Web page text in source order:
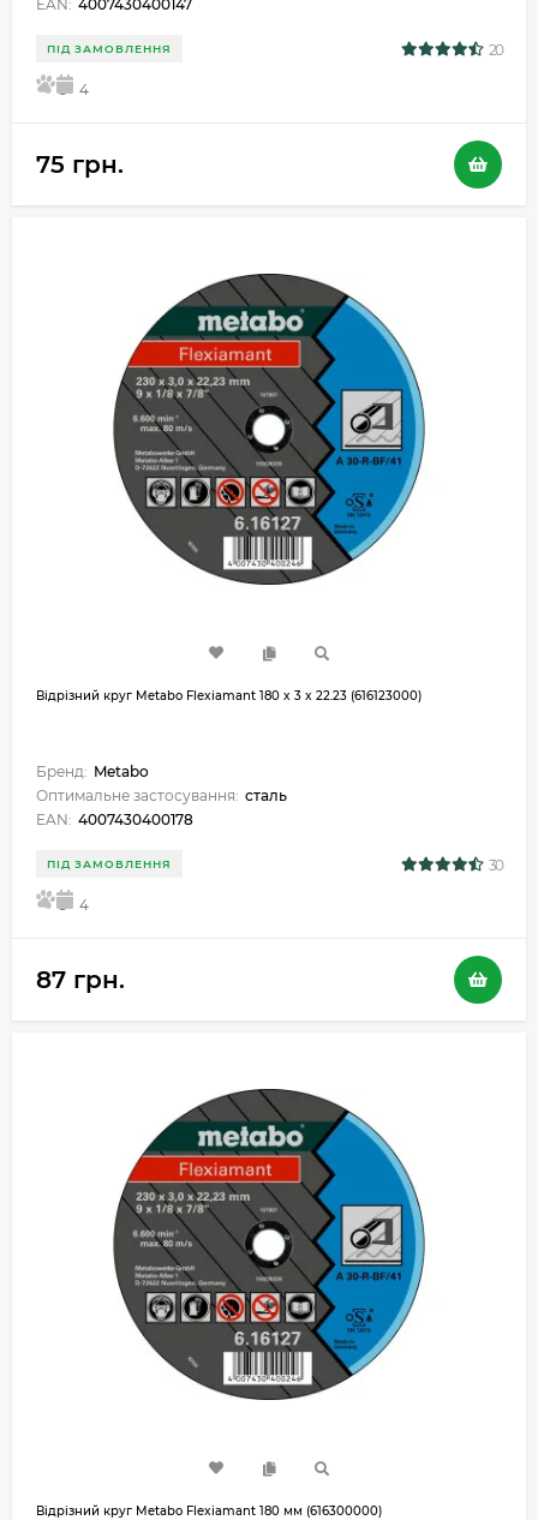
EAN: 4007430400147
ПІД ЗАМОВЛЕННЯ 20
5 4
75 грн.
Відрізний круг Metabo Flexiamant 180 x 3 x 22.23 (616123000)
Бренд: Metabo
Оптимальне застосування: сталь
EAN: 4007430400178
ПІД ЗАМОВЛЕННЯ 30
5 4
87 грн.
Відрізний круг Metabo Flexiamant 180 мм (616300000)